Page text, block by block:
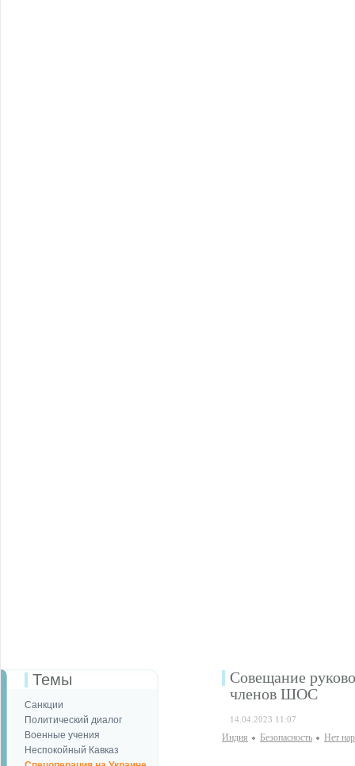
Темы
Санкции
Политический диалог
Военные учения
Неспокойный Кавказ
Совещание
членов ШОС
14.04.2023 11:07
Индия Безопаcность Нет